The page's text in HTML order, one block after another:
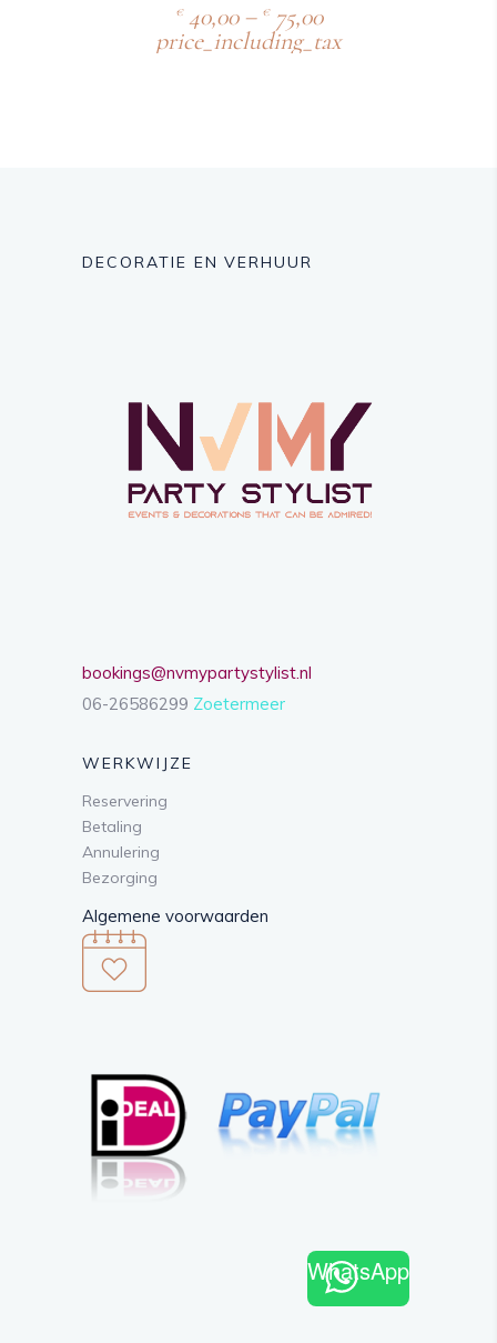
€40,00 – €75,00
price_including_tax
DECORATIE EN VERHUUR
bookings@nvmypartystylist.nl
06-26586299 Zoetermeer
WERKWIJZE
Reservering
Betaling
Annulering
Bezorging
Algemene voorwaarden
WhatsApp